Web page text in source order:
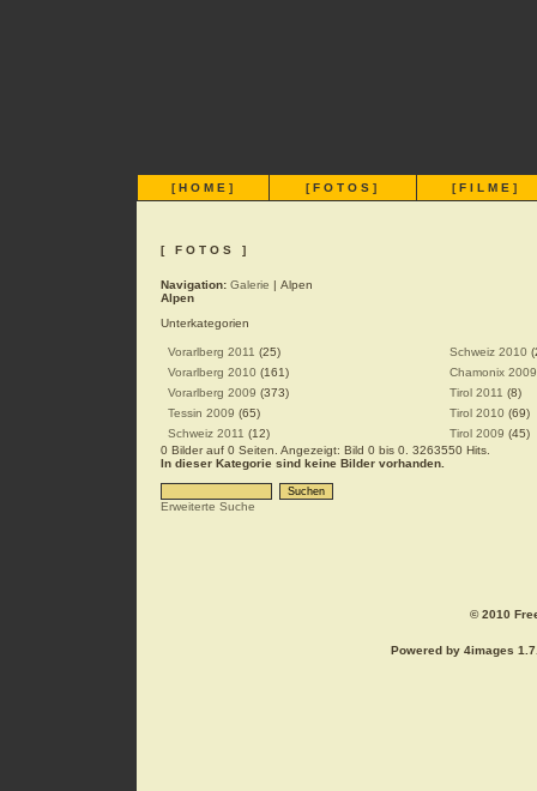
[HOME ] [FOTOS ] [FILME ]
[ FOTOS ]
Navigation: Galerie | Alpen
Alpen
Unterkategorien
Vorarlberg 2011 (25)
Vorarlberg 2010 (161)
Vorarlberg 2009 (373)
Tessin 2009 (65)
Schweiz 2011 (12)
Schweiz 2010
Chamonix 2009
Tirol 2011 (8)
Tirol 2010 (69)
Tirol 2009 (45)
0 Bilder auf 0 Seiten. Angezeigt: Bild 0 bis 0. 3263550 Hits.
In dieser Kategorie sind keine Bilder vorhanden.
Erweiterte Suche
© 2010
Powered by 4images